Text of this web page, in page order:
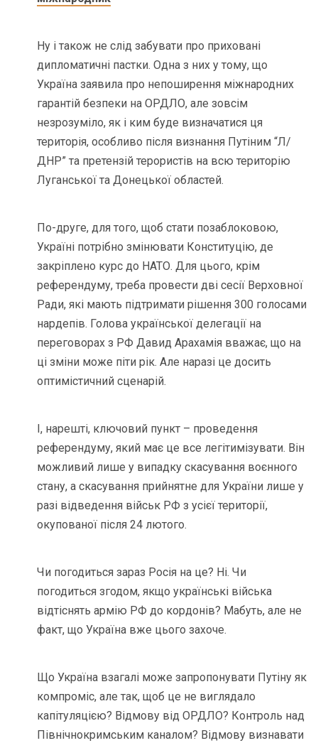
Ну і також не слід забувати про приховані
дипломатичні пастки. Одна з них у тому, що
Україна заявила про непоширення міжнародних
гарантій безпеки на ОРДЛО, але зовсім
незрозуміло, як і ким буде визначатися ця
територія, особливо після визнання Путіним “Л/
ДНР” та претензій терористів на всю територію
Луганської та Донецької областей.
По-друге, для того, щоб стати позаблоковою,
Україні потрібно змінювати Конституцію, де
закріплено курс до НАТО. Для цього, крім
референдуму, треба провести дві сесії Верховної
Ради, які мають підтримати рішення 300 голосами
нардепів. Голова української делегації на
переговорах з РФ Давид Арахамія вважає, що на
ці зміни може піти рік. Але наразі це досить
оптимістичний сценарій.
І, нарешті, ключовий пункт – проведення
референдуму, який має це все легітимізувати. Він
можливий лише у випадку скасування воєнного
стану, а скасування прийнятне для України лише у
разі відведення військ РФ з усієї території,
окупованої після 24 лютого.
Чи погодиться зараз Росія на це? Ні. Чи
погодиться згодом, якщо українські війська
відтіснять армію РФ до кордонів? Мабуть, але не
факт, що Україна вже цього захоче.
Що Україна взагалі може запропонувати Путіну як
компроміс, але так, щоб це не виглядало
капітуляцією? Відмову від ОРДЛО? Контроль над
Північнокримським каналом? Відмову визнавати